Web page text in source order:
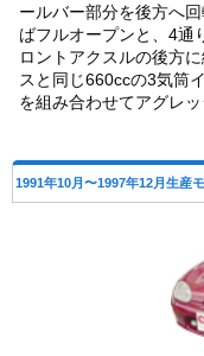
ールバー部分を後方へ
ばフルオープンと、4通
ロントアクスルの後方
スと同じ660ccの3気筒
を組み合わせてアグレ
1991年10月〜1997年12月生産